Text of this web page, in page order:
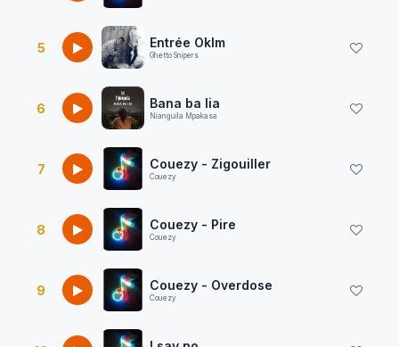
5 Entrée Oklm
Ghetto Snipers
6 Bana ba lia
Nianguila Mpakasa
7 Couezy - Zigouiller
Couezy
8 Couezy - Pire
Couezy
9 Couezy - Overdose
Couezy